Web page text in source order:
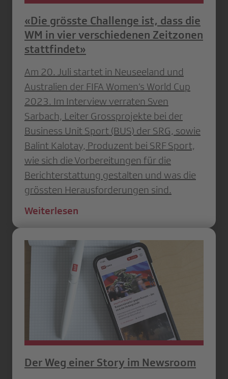
«Die grösste Challenge ist, dass die
WM in vier verschiedenen Zeitzonen
stattfindet»
Am 20. Juli startet in Neuseeland und
Australien der FIFA Women’s World Cup
2023. Im Interview verraten Sven
Sarbach, Leiter Grossprojekte bei der
Business Unit Sport (BUS) der SRG, sowie
Balint Kalotay, Produzent bei SRF Sport,
wie sich die Vorbereitungen für die
Berichterstattung gestalten und was die
grössten Herausforderungen sind.
Weiterlesen
Der Weg einer Story im Newsroom